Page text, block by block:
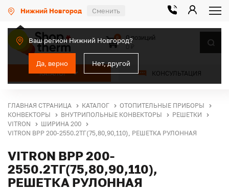
Нижний Новгород Сменить
Ваш регион Нижний Новгород?
Да, верно Нет, другой
КАТАЛОГ КОНСУЛЬТАЦИЯ
0
0 позиций
ГЛАВНАЯ СТРАНИЦА КАТАЛОГ
ОТОПИТЕЛЬНЫЕ ПРИБОРЫ
КОНВЕКТОРЫ
ВНУТРИПОЛЬНЫЕ КОНВЕКТОРЫ
РЕШЕТКИ
VITRON
ШИРИНА 200
VITRON ВРР 200-2550.2ТГ(75,80,90,110), РЕШЕТКА РУЛОННАЯ
VITRON ВРР 200-
2550.2ТГ(75,80,90,110),
РЕШЕТКА РУЛОННАЯ